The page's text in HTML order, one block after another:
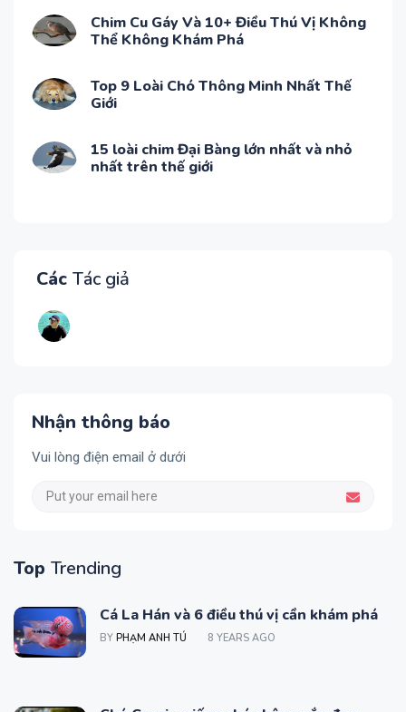
Chim Cu Gáy Và 10+ Điều Thú Vị Không
Thể Không Khám Phá
Top 9 Loài Chó Thông Minh Nhất Thế
Giới
15 loài chim Đại Bàng lớn nhất và nhỏ
nhất trên thế giới
Các Tác giả
Nhận thông báo
Vui lòng điện email ở dưới
Top Trending
Cá La Hán và 6 điều thú vị cần khám phá
BY PHẠM ANH TÚ 8 YEARS AGO